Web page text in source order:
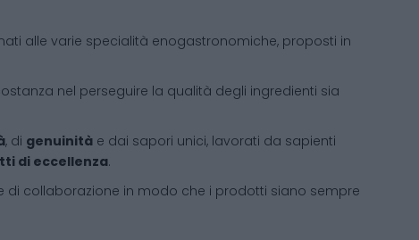
alle varie specialità enogastronomiche, proposti in
nel perseguire la qualità degli ingredienti sia
, di genuinità e dai sapori unici, lavorati da sapienti
di eccellenza.
collaborazione in modo che i prodotti siano sempre